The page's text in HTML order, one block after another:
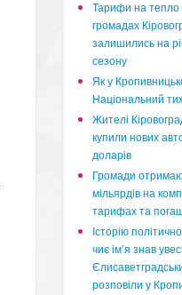
​Тарифи на
громадах
залишились на
сезону
​Як у
Національний
​Жителі
купили нових
доларів
​Громади
мільярдів на
тарифах та
Історію
чиє ім’я знав
розповіли у